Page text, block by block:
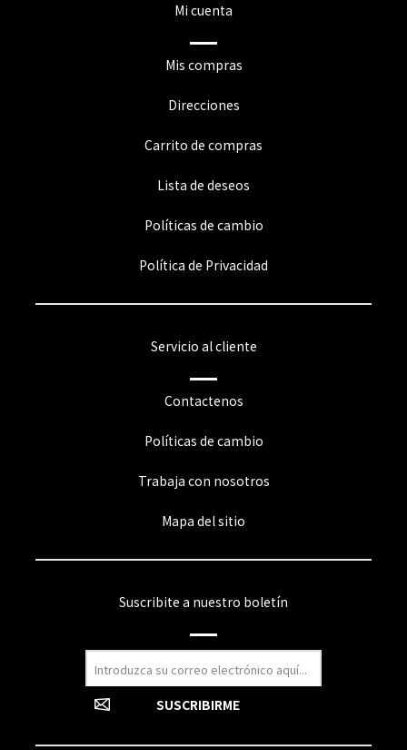
Mi cuenta
Mis compras
Direcciones
Carrito de compras
Lista de deseos
Políticas de cambio
Política de Privacidad
Servicio al cliente
Contactenos
Políticas de cambio
Trabaja con nosotros
Mapa del sitio
Suscribite a nuestro boletín